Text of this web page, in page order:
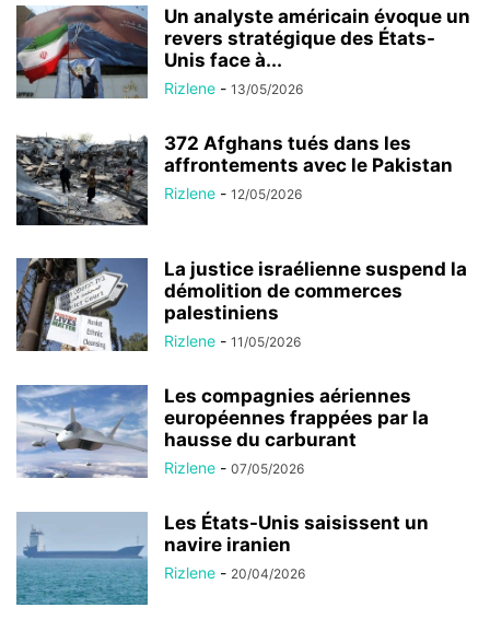
Un analyste américain évoque un
revers stratégique des États-
Unis face à...
Rizlene - 13/05/2026
372 Afghans tués dans les
affrontements avec le Pakistan
Rizlene - 12/05/2026
La justice israélienne suspend la
démolition de commerces
palestiniens
Rizlene - 11/05/2026
Les compagnies aériennes
européennes frappées par la
hausse du carburant
Rizlene - 07/05/2026
Les États-Unis saisissent un
navire iranien
Rizlene - 20/04/2026